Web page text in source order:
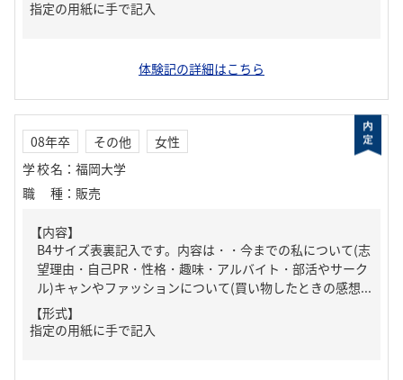
指定の用紙に手で記入
体験記の詳細はこちら
08年卒 その他
女性
学校名 ： 福岡大学
職種 ： 販売
【内容】
B4サイズ表裏記入です。内容は・・今までの私について(志
望理由・自己PR・性格・趣味・アルバイト・部活やサーク
ル)キャンやファッションについて(買い物したときの感想...
【形式】
指定の用紙に手で記入